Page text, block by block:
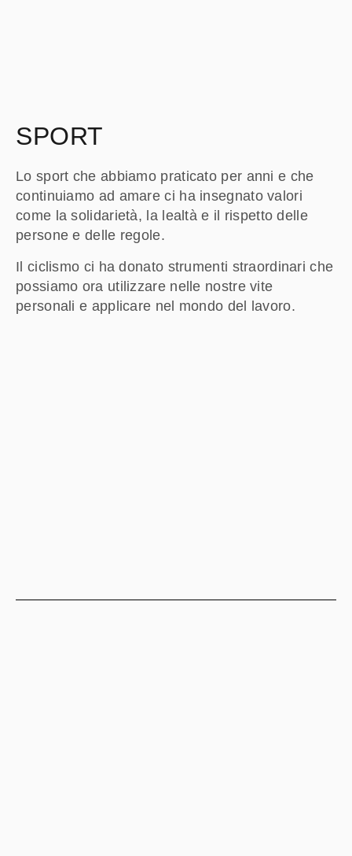
SPORT
Lo sport che abbiamo praticato per anni e che
continuiamo ad amare ci ha insegnato valori
come la solidarietà, la lealtà e il rispetto delle
persone e delle regole.
Il ciclismo ci ha donato strumenti straordinari che
possiamo ora utilizzare nelle nostre vite
personali e applicare nel mondo del lavoro.